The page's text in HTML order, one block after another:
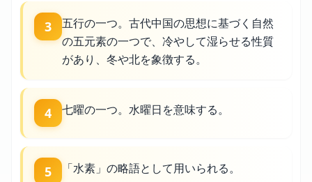
3
五行の一つ。古代中国の思想に基づく自然
の五元素の一つで、冷やして湿らせる性質
があり、冬や北を象徴する。
4 七曜の一つ。水曜日を意味する。
5 「水素」の略語として用いられる。